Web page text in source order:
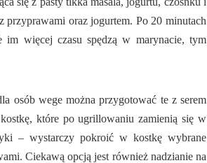
przyprawami oraz jogurtem. Po 20 minutach
im więcej czasu spędzą w marynacie, tym
osób wege można przygotować te z serem
które po ugrillowaniu zamienią się w
– wystarczy pokroić w kostkę wybrane
Ciekawą opcją jest również nadzianie na